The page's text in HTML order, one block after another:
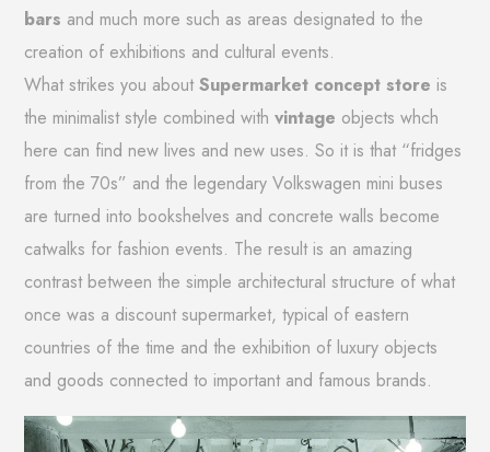
bars and much more such as areas designated to the
creation of exhibitions and cultural events.
What strikes you aboutSupermarket concept store is
the minimalist style combined withvintage objects whch
here can find new lives and new uses. So it is that “fridges
from the 70s” and the legendary Volkswagen mini buses
are turned into bookshelves and concrete walls become
catwalks for fashion events. The result is an amazing
contrast between the simple architectural structure of what
once was a discount supermarket, typical of eastern
countries of the time and the exhibition of luxury objects
and goods connected to important and famous brands.